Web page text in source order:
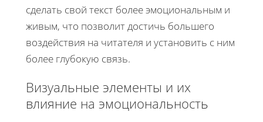
сделать свой текст более эмоциональным и
живым, что позволит достичь большего
воздействия на читателя и установить с ним
более глубокую связь.
Визуальные элементы и их
влияние на эмоциональность